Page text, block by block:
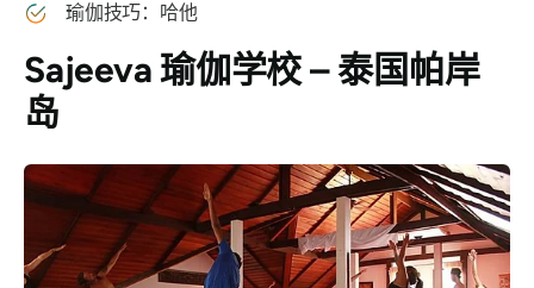
瑜伽技巧：哈他
Sajeeva 瑜伽学校 – 泰国帕岸
岛